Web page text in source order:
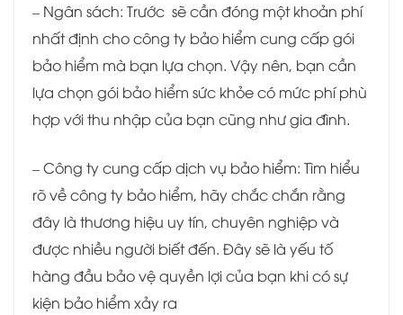
– Ngân sách: Trước sẽ cần đóng một khoản phí
nhất định cho công ty bảo hiểm cung cấp gói
bảo hiểm mà bạn lựa chọn. Vậy nên, bạn cần
lựa chọn gói bảo hiểm sức khỏe có mức phí phù
hợp với thu nhập của bạn cũng như gia đình.
– Công ty cung cấp dịch vụ bảo hiểm: Tìm hiểu
rõ về công ty bảo hiểm, hãy chắc chắn rằng
đây là thương hiệu uy tín, chuyên nghiệp và
được nhiều người biết đến. Đây sẽ là yếu tố
hàng đầu bảo vệ quyền lợi của bạn khi có sự
kiện bảo hiểm xảy ra